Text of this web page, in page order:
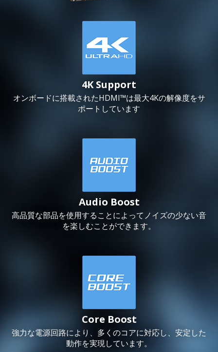
4K Support
オンボードに搭載されたHDMI™は最大4Kの解像度をサ
ポートしています
Audio Boost
高品質な部品を使用することによってノイズの少ない音
を楽しむことができます。
Core Boost
強力な電源回路により、多くのコアに対応し、安定した
動作を実現しています。